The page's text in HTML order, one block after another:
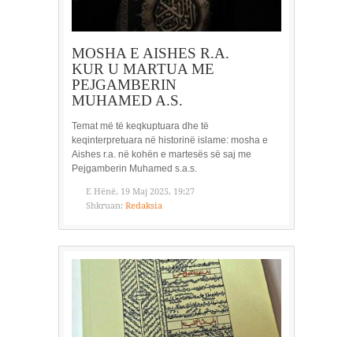
MOSHA E AISHES R.A.
KUR U MARTUA ME
PEJGAMBERIN
MUHAMED A.S.
Temat më të keqkuptuara dhe të
keqinterpretuara në historinë islame: mosha e
Aishes r.a. në kohën e martesës së saj me
Pejgamberin Muhamed s.a.s.
E Hënë, 19 Maj 2025, 19:27
Shkruan: Redaksia